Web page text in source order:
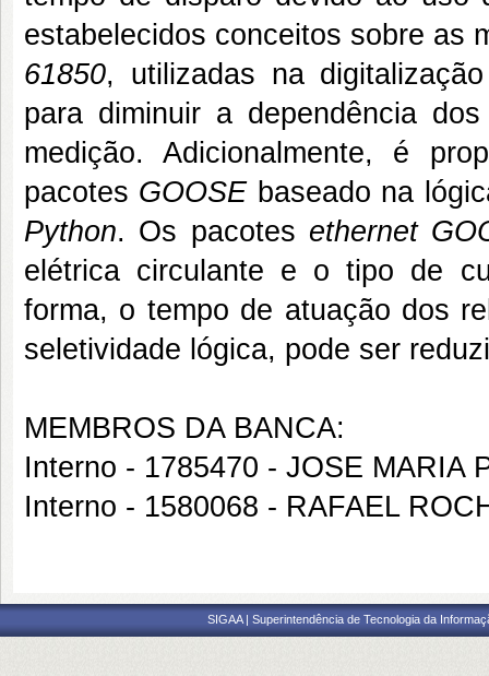
estabelecidos conceitos sobre as
61850, utilizadas na
para diminuir a dependência
medição. Adicionalmente, é
pacotes GOOSEbaseado na
Python. Os pacotes ethernet
elétrica circulante e o tipo de
forma, o tempo de atuação dos
seletividade lógica, pode ser
MEMBROS DA BANCA:
Interno - 1785470 - JOSE MARIA
Interno - 1580068 - RAFAEL
SIGAA | Superintendência de Tecnologia da